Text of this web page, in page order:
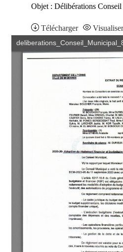
Objet : Délibérations
Télécharger Visualiser